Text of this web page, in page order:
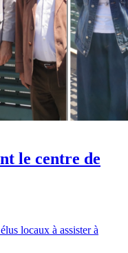
le centre de
locaux à assister à